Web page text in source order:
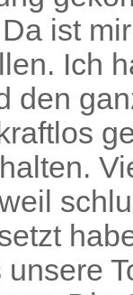
ist
Ich
den